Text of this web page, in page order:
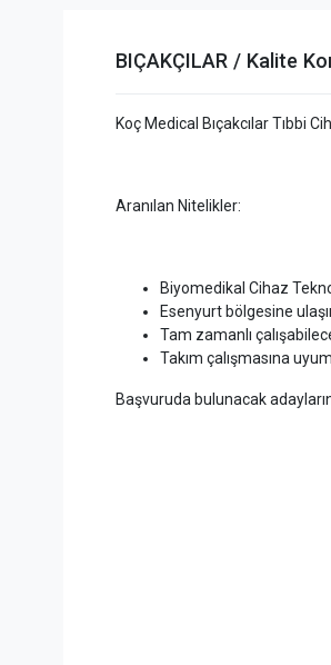
BIÇAKÇILAR / Kalite
Koç Medical Bıçakcılar Tıbbi
Aranılan Nitelikler:
Biyomedikal Cihaz
Esenyurt bölgesine
Tam zamanlı
Takım çalışmasına
Başvuruda bulunacak